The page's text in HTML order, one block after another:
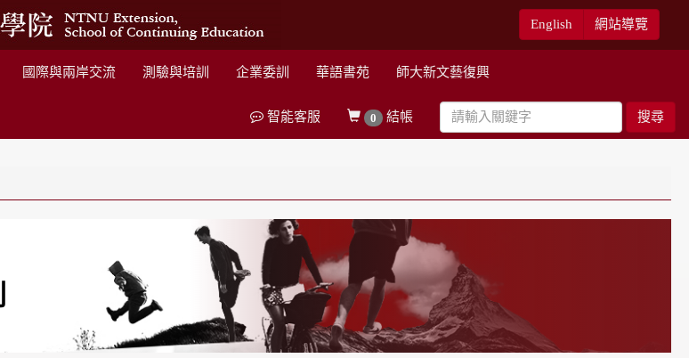
English 網站導覽
國際與兩岸交流 測驗與培訓 企業委訓 華語書苑 師大新文藝復興
搜尋
0 結帳
智能客服